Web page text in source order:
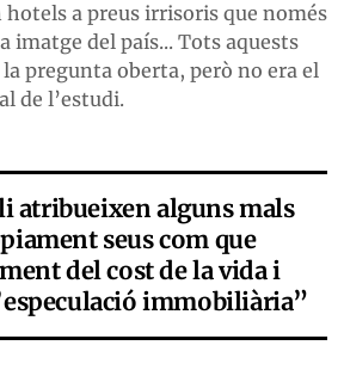
a preus irrisoris que només
imatge del país... Tots aquests
pregunta oberta, però no era el
de l’estudi.
atribueixen alguns mals
seus com que
del cost de la vida i
immobiliària”